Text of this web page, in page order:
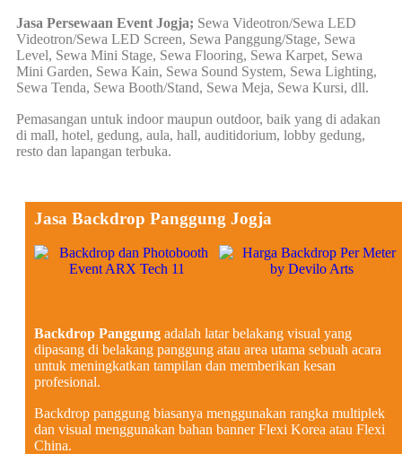
Jasa Persewaan Event Jogja; Sewa Videotron/Sewa LED
Videotron/Sewa LED Screen, Sewa Panggung/Stage, Sewa
Level, Sewa Mini Stage, Sewa Flooring, Sewa Karpet, Sewa
Mini Garden, Sewa Kain, Sewa Sound System, Sewa Lighting,
Sewa Tenda, Sewa Booth/Stand, Sewa Meja, Sewa Kursi, dll.
Pemasangan untuk indoor maupun outdoor, baik yang di adakan
di mall, hotel, gedung, aula, hall, auditidorium, lobby gedung,
resto dan lapangan terbuka.
Jasa Backdrop Panggung Jogja
Backdrop Panggung adalah latar belakang visual yang
dipasang di belakang panggung atau area utama sebuah acara
untuk meningkatkan tampilan dan memberikan kesan
profesional.
Backdrop panggung biasanya menggunakan rangka multiplek
dan visual menggunakan bahan banner Flexi Korea atau Flexi
China.